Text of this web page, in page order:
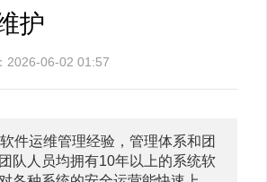
护
2026-06-02 01:57
件运维管理经验，管理体系和团
队人员均拥有10年以上的系统软